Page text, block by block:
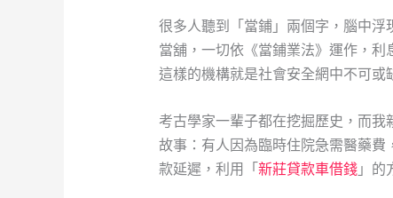
很多人聽到「當鋪」兩個字，腦中
當舖，一切依《當鋪業法》運作，
這樣的機構就是社會安全網中不可或
考古學家一輩子都在挖掘歷史，而
故事：有人因為臨時住院急需醫藥費
款延遲，利用「新莊貸款車借錢」的